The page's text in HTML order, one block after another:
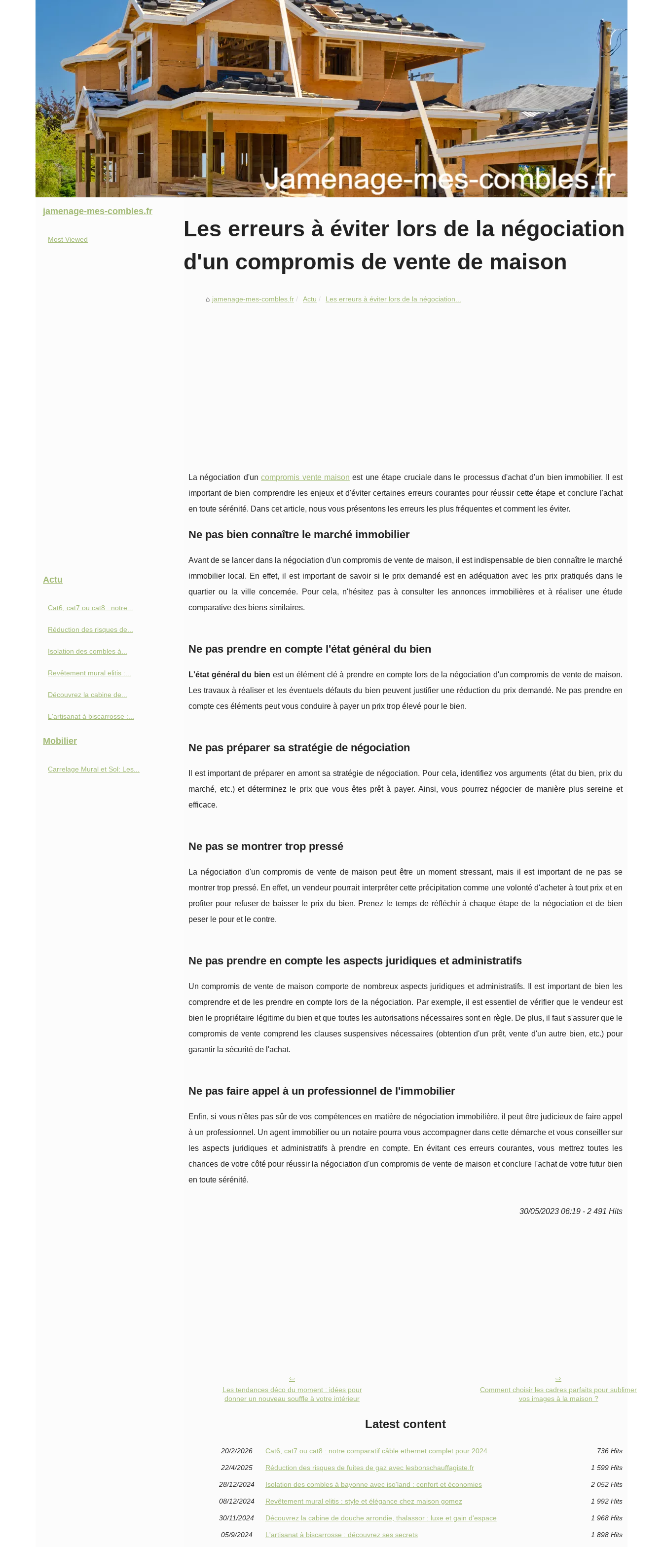
Les erreurs à éviter lors de la négociation
d'un compromis de vente de maison
jamenage-mes-combles.fr Actu Les erreurs à éviter lors de la négociation...
La négociation d'uncompromis vente maison est une étape cruciale dans le processus d'achat d'un bien immobilier. Il est
important de bien comprendre les enjeux et d'éviter certaines erreurs courantes pour réussir cette étape et conclure l'achat
en toute sérénité. Dans cet article, nous vous présentons les erreurs les plus fréquentes et comment les éviter.
Ne pas bien connaître le marché immobilier
Avant de se lancer dans la négociation d'un compromis de vente de maison, il est indispensable de bien connaître le marché
immobilier local. En effet, il est important de savoir si le prix demandé est en adéquation avec les prix pratiqués dans le
quartier ou la ville concernée. Pour cela, n'hésitez pas à consulter les annonces immobilières et à réaliser une étude
comparative des biens similaires.
Ne pas prendre en compte l'état général du bien
L'état général du bien est un élément clé à prendre en compte lors de la négociation d'un compromis de vente de maison.
Les travaux à réaliser et les éventuels défauts du bien peuvent justifier une réduction du prix demandé. Ne pas prendre en
compte ces éléments peut vous conduire à payer un prix trop élevé pour le bien.
Ne pas préparer sa stratégie de négociation
Il est important de préparer en amont sa stratégie de négociation. Pour cela, identifiez vos arguments (état du bien, prix du
marché, etc.) et déterminez le prix que vous êtes prêt à payer. Ainsi, vous pourrez négocier de manière plus sereine et
efficace.
Ne pas se montrer trop pressé
La négociation d'un compromis de vente de maison peut être un moment stressant, mais il est important de ne pas se
montrer trop pressé. En effet, un vendeur pourrait interpréter cette précipitation comme une volonté d'acheter à tout prix et en
profiter pour refuser de baisser le prix du bien. Prenez le temps de réfléchir à chaque étape de la négociation et de bien
peser le pour et le contre.
Ne pas prendre en compte les aspects juridiques et administratifs
Un compromis de vente de maison comporte de nombreux aspects juridiques et administratifs. Il est important de bien les
comprendre et de les prendre en compte lors de la négociation. Par exemple, il est essentiel de vérifier que le vendeur est
bien le propriétaire légitime du bien et que toutes les autorisations nécessaires sont en règle. De plus, il faut s'assurer que le
compromis de vente comprend les clauses suspensives nécessaires (obtention d'un prêt, vente d'un autre bien, etc.) pour
garantir la sécurité de l'achat.
Ne pas faire appel à un professionnel de l'immobilier
Enfin, si vous n'êtes pas sûr de vos compétences en matière de négociation immobilière, il peut être judicieux de faire appel
à un professionnel. Un agent immobilier ou un notaire pourra vous accompagner dans cette démarche et vous conseiller sur
les aspects juridiques et administratifs à prendre en compte. En évitant ces erreurs courantes, vous mettrez toutes les
chances de votre côté pour réussir la négociation d'un compromis de vente de maison et conclure l'achat de votre futur bien
en toute sérénité.
30/05/2023 06:19 - 2 491 Hits
Les tendances déco du moment : idées pour
donner un nouveau souffle à votre intérieur
Comment choisir les cadres parfaits pour sublimer
vos images à la maison ?
Latest content
20/2/2026 Cat6, cat7 ou cat8 : notre comparatif câble ethernet complet pour 2024 736 Hits
22/4/2025 Réduction des risques de fuites de gaz avec lesbonschauffagiste.fr 1 599 Hits
28/12/2024 Isolation des combles à bayonne avec iso'land : confort et économies 2 052 Hits
08/12/2024 Revêtement mural elitis : style et élégance chez maison gomez 1 992 Hits
30/11/2024 Découvrez la cabine de douche arrondie, thalassor : luxe et gain d'espace 1 968 Hits
05/9/2024 L'artisanat à biscarrosse : découvrez ses secrets 1 898 Hits
jamenage-mes-combles.fr
Most Viewed
Actu
Cat6, cat7 ou cat8 : notre...
Réduction des risques de...
Isolation des combles à...
Revêtement mural elitis :...
Découvrez la cabine de...
L'artisanat à biscarrosse :...
Mobilier
Carrelage Mural et Sol: Les...